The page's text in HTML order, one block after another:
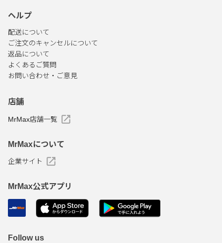
ヘルプ
配送について
ご注文のキャンセルについて
返品について
よくあるご質問
お問い合わせ・ご意見
店舗
MrMax店舗一覧
MrMaxについて
企業サイト
MrMax公式アプリ
Follow us